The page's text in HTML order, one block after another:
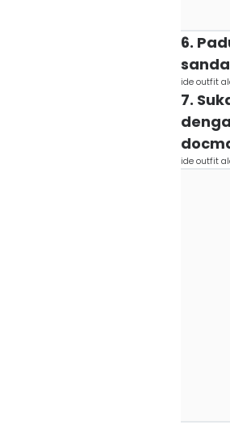
6.
ide outfit
7.
ide outfit